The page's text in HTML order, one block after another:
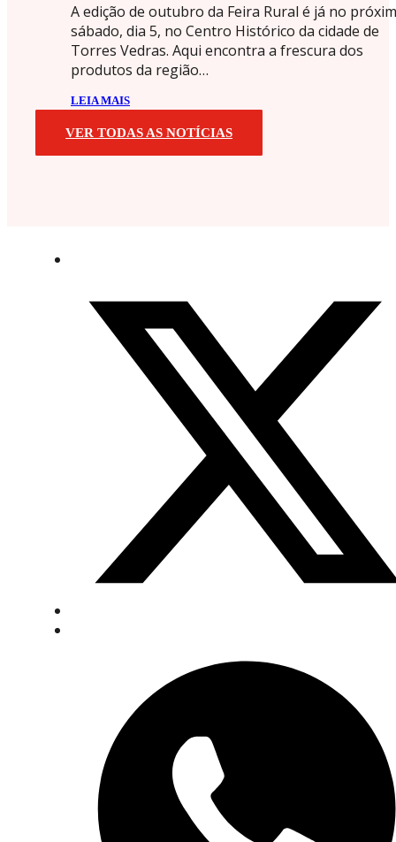
A edição de outubro da Feira Rural é já no
sábado, dia 5, no Centro Histórico da cidade de
Torres Vedras. Aqui encontra a frescura dos
produtos da região…
LEIA MAIS
VER TODAS AS NOTÍCIAS